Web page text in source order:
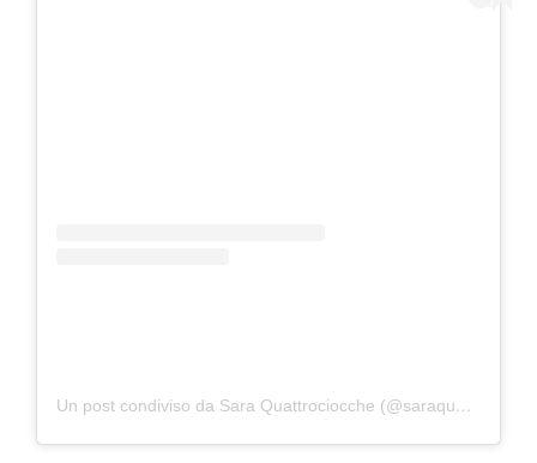
Un post condiviso da Sara Quattrociocche (@saraquattrociocche)